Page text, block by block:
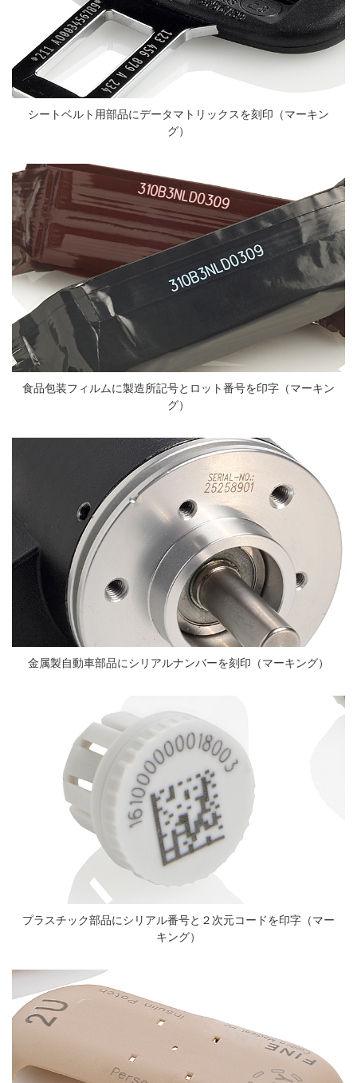
シートベルト用部品にデータマトリックスを刻印（マーキン
グ）
食品包装フィルムに製造所記号とロット番号を印字（マーキン
グ）
金属製自動車部品にシリアルナンバーを刻印（マーキング）
プラスチック部品にシリアル番号と２次元コードを印字（マー
キング）